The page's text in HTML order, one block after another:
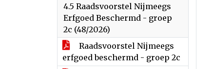
4.5 Raadsvoorstel Nijmeegs
Erfgoed Beschermd - groep
2c (48/2026)
Raadsvoorstel Nijmeegs
erfgoed beschermd - groep 2c